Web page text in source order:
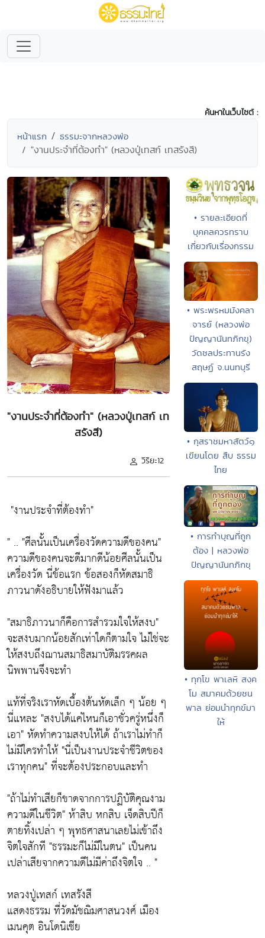
ค้นหาในเว็บไซต์ :
หน้าแรก ธรรมะจากหลวงพ่อ
"งานประจำที่ต้องทำ" (หลวงปู่เทสก์ เทสรังสี)
"งานประจำที่ต้องทำ" (หลวงปู่เทสก์ เท
สรังสี)
วิริยะ12
"งานประจำที่ต้องทำ"
" .. "ศีลนั้นเป็นเครื่องวัดความดีของคน"
ความดีของคนจะดีมากดีน้อยศีลนั้นเป็น
เครื่องวัด นี่ข้อแรก ข้อสองก็หัดสมาธิ
ภาวนาดังอธิบายให้ฟังมาแล้ว
"สมาธิภาวนาก็คือการสำรวมใจให้สงบ"
จะสงบมากน้อยสักเท่าใดก็ตามใจ ไม่ใช่จะ
ให้สงบถึงฌานสมาธิสมาบัติมรรคผล
นิพพานจึงจะทำ
แท้ที่จริงเราหัดเบื้องต้นหัดเล็ก ๆ น้อย ๆ
นี่แหละ "สงบได้แค่ไหนก็เอาชั่วครู่หนึ่งก็
เอา"หัดทำความสงบให้ได้ ถ้าเราไม่ทำก็
ไม่มีใครทำให้"นี่เป็นงานประจำชีวิตของ
เราทุกคน"ที่จะต้องประกอบและทำ
"ถ้าไม่ทำเสียก็ขาดจากการปฏิบัติคุณงาม
ความดีในชีวิต"ห้าสิบ หกสิบ เจ็ดสิบปีก็
ตายทิ้งเปล่า ๆ พุทธศาสนาเลยไม่เข้าถึง
จิตใจสักที "ธรรมะก็ไม่มีในตน" เป็นคน
เปล่าเสียจากความดีไม่มีค่าถึงจิตใจ .. "
หลวงปู่เทสก์ เทสรังสี
แสดงธรรม ที่วัดมัชฌิมศาสนวงศ์ เมือง
เมนคุต อินโดนิเชีย
• รายละเอียดที่
บุคคลควรทราบ
เกี่ยวกับเรื่องกรรม
• พระพรหมมังคลา
จารย์ (หลวงพ่อ
ปัญญานันทภิกขุ)
วัดชลประทานรัง
สฤษฏ์ จ.นนทบุรี
• กุสราชมหาสัตว์๑
เขียนโดย สืบ ธรรม
ไทย
• การทำบุญที่ถูก
ต้อง | หลวงพ่อ
ปัญญานันทภิกขุ
• ทุกฺโข พาเลหิ สงฺค
โม สมาคมด้วยชน
พาล ย่อมนำทุกข์มา
ให้